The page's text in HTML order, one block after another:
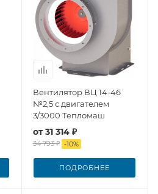
Вентилятор ВЦ 14-46
№2,5 с двигателем
3/3000 Тепломаш
от31 314 ₽
34 793 ₽ -10%
ПОДРОБНЕЕ